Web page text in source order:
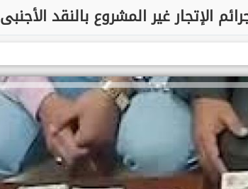
الإتجار غير المشروع بالنقد الأجنبى